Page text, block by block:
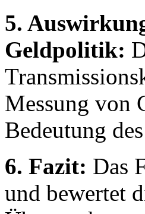
5.
Geldpolitik:
Messung von
Bedeutung
6. Fazit: Das
und bewertet